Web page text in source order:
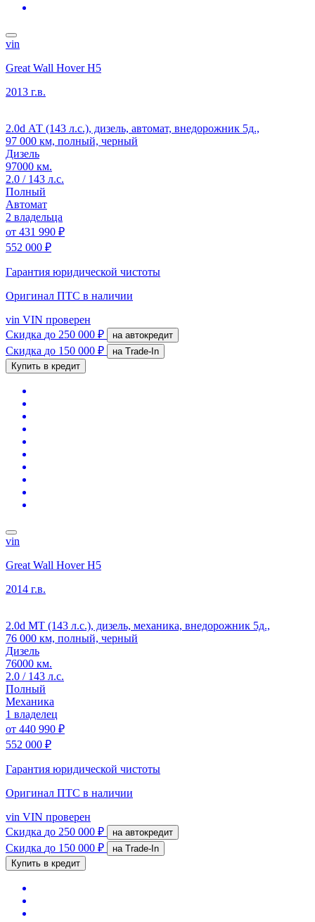
vin
Great Wall Hover H5
2013 г.в.
2.0d АТ (143 л.с.), дизель, автомат, внедорожник 5д.,
97 000 км, полный, черный
Дизель
97000 км.
2.0 / 143 л.с.
Полный
Автомат
2 владельца
от 431 990 ₽
552 000 ₽
Гарантия юридической чистоты
Оригинал ПТС в наличии
vin VIN проверен
Скидка до 250 000 ₽ на автокредит
Скидка до 150 000 ₽
на Trade-In
Купить в кредит
vin
Great Wall Hover H5
2014 г.в.
2.0d MT (143 л.с.), дизель, механика, внедорожник 5д.,
76 000 км, полный, черный
Дизель
76000 км.
2.0 / 143 л.с.
Полный
Механика
1 владелец
от 440 990 ₽
552 000 ₽
Гарантия юридической чистоты
Оригинал ПТС в наличии
vin VIN проверен
Скидка до 250 000 ₽ на автокредит
Скидка до 150 000 ₽
на Trade-In
Купить в кредит